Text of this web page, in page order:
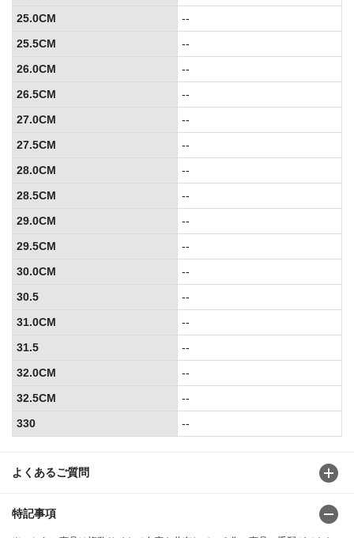
よくあるご質問
特記事項
25.0CM
--
25.5CM
--
26.0CM
--
26.5CM
--
27.0CM
--
27.5CM
--
28.0CM
--
28.5CM
--
29.0CM
--
29.5CM
--
30.0CM
--
30.5
--
31.0CM
--
31.5
--
32.0CM
--
32.5CM
--
330
--